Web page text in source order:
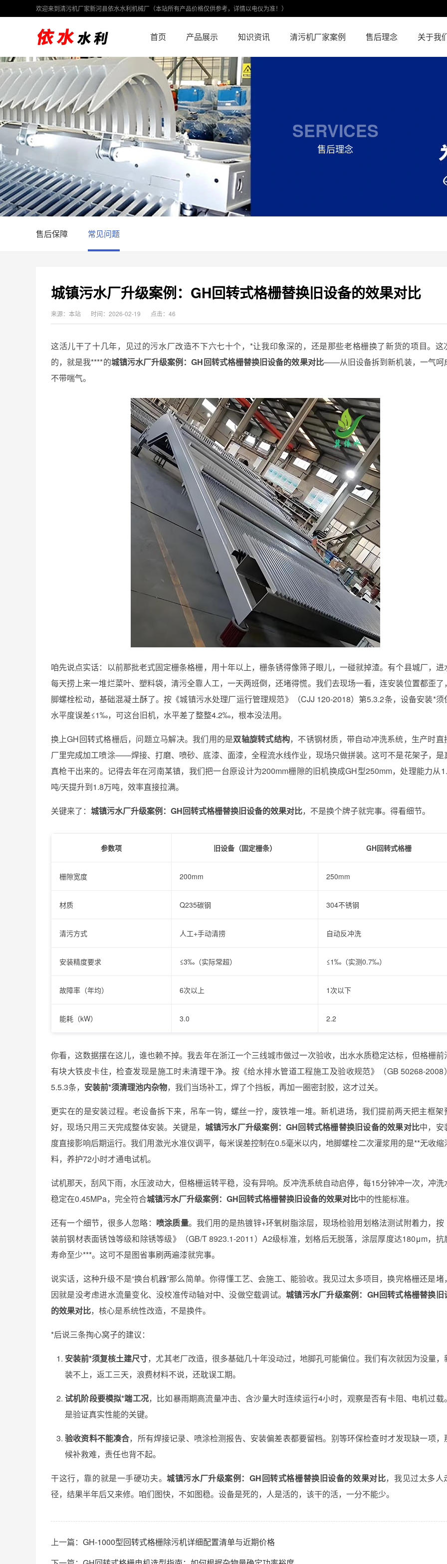
欢迎来到清污机厂家新河县依水水利机械厂（本站所有产品价格仅供参考，详情以电仪为准！）
首页 产品展示 知识资讯 清污机厂家案例 售后理念 关于我
SERVICES
售后理念
售后保障 常见问题
城镇污水厂升级案例：GH回转式格栅替换旧设备的效果对比
来源：本站 时间：2026-02-19 点击：46
这活儿干了十几年，见过的污水厂改造不下六七十个，*让我印象深的，还是那些老格栅换了新货的项目。这
的，就是我****的城镇污水厂升级案例：GH回转式格栅替换旧设备的效果对比——从旧设备拆到新机装，一气呵
不带喘气。
咱先说点实话：以前那批老式固定栅条格栅，用十年以上，栅条锈得像筛子眼儿，一碰就掉渣。有个县城厂，进
每天捞上来一堆烂菜叶、塑料袋，清污全靠人工，一天两班倒，还堵得慌。我们去现场一看，连安装位置都歪了
脚螺栓松动，基础混凝土酥了。按《城镇污水处理厂运行管理规范》（CJJ 120-2018）第5.3.2条，设备安装*须
水平度误差≤1‰，可这台旧机，水平差了整整4.2‰，根本没法用。
换上GH回转式格栅后，问题立马解决。我们用的是双轴旋转式结构，不锈钢材质，带自动冲洗系统，生产时直
厂里完成加工喷涂——焊接、打磨、喷砂、底漆、面漆，全程流水线作业，现场只做拼装。这可不是花架子，是
真枪干出来的。记得去年在河南某镇，我们把一台原设计为200mm栅隙的旧机换成GH型250mm，处理能力从
吨/天提升到1.8万吨，效率直接拉满。
关键来了： 城镇污水厂升级案例：GH回转式格栅替换旧设备的效果对比，不是换个牌子就完事。得看细节。
参数项 旧设备（固定栅条） GH回转式格栅
栅隙宽度 200mm 250mm
材质 Q235碳钢 304不锈钢
清污方式 人工+手动清捞 自动反冲洗
安装精度要求 ≤3‰（实际常超） ≤1‰（实测0.7‰）
故障率（年均） 6次以上 1次以下
能耗（kW） 3.0 2.2
你看，这数据摆在这儿，谁也赖不掉。我去年在浙江一个三线城市做过一次验收，出水水质稳定达标，但格栅前
有块大铁皮卡住，检查发现是施工时未清理干净。按《给水排水管道工程施工及验收规范》（GB 50268-2008
5.5.3条， 安装前*须清理池内杂物，我们当场补工，焊了个挡板，再加一圈密封胶，这才过关。
更实在的是安装过程。老设备拆下来，吊车一钩，螺丝一拧，废铁堆一堆。新机进场，我们提前两天把主框架
好，现场只用三天完成整体安装。关键是， 城镇污水厂升级案例：GH回转式格栅替换旧设备的效果对比中，安
度直接影响后期运行。我们用激光水准仪调平，每米误差控制在0.5毫米以内，地脚螺栓二次灌浆用的是**无收缩
料，养护72小时才通电试机。
试机那天，刮风下雨，水压波动大，但格栅运转平稳，没有异响。反冲洗系统自动启停，每15分钟冲一次，冲洗
稳定在0.45MPa，完全符合城镇污水厂升级案例：GH回转式格栅替换旧设备的效果对比中的性能标准。
还有一个细节，很多人忽略： 喷涂质量。我们用的是热镀锌+环氧树脂涂层，现场检验用划格法测试附着力，按
装前钢材表面锈蚀等级和除锈等级》（GB/T 8923.1-2011）A2级标准，划格后无脱落，涂层厚度达180μm，抗
寿命至少***。这可不是图省事刷两遍漆就完事。
说实话，这种升级不是“换台机器”那么简单。你得懂工艺、会施工、能验收。我见过太多项目，换完格栅还是堵
因就是没考虑进水流量变化、没校准传动轴对中、没做空载调试。城镇污水厂升级案例：GH回转式格栅替换旧
的效果对比，核心是系统性改造，不是换件。
*后说三条掏心窝子的建议：
安装前*须复核土建尺寸，尤其老厂改造，很多基础几十年没动过，地脚孔可能偏位。我们有次就因为没量，
装不上，返工三天，浪费材料不说，还耽误工期。
试机阶段要模拟*端工况，比如暴雨期高流量冲击、含沙量大时连续运行4小时，观察是否有卡阻、电机过载
是验证真实性能的关键。
验收资料不能凑合，所有焊接记录、喷涂检测报告、安装偏差表都要留档。别等环保检查时才发现缺一项，
候补救难，责任也背不起。
干这行，靠的就是一手硬功夫。城镇污水厂升级案例：GH回转式格栅替换旧设备的效果对比，我见过太多人
径，结果半年后又来修。咱们图快，不如图稳。设备是死的，人是活的，该干的活，一分不能少。
上一篇： GH-1000型回转式格栅除污机详细配置清单与近期价格